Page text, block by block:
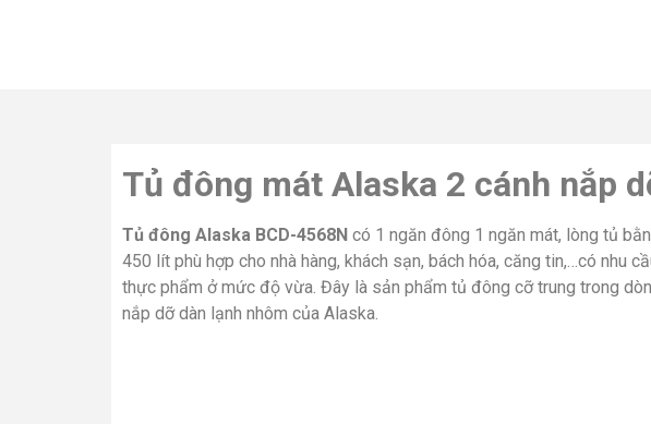
Tủ đông mát Alaska 2 cánh nắp
Tủ đông Alaska BCD-4568N có 1 ngăn đông 1 ngăn mát, lòng tủ
450 lít phù hợp cho nhà hàng, khách sạn, bách hóa, căng tin,…có nhu
thực phẩm ở mức độ vừa. Đây là sản phẩm tủ đông cỡ trung trong
nắp dỡ dàn lạnh nhôm của Alaska.